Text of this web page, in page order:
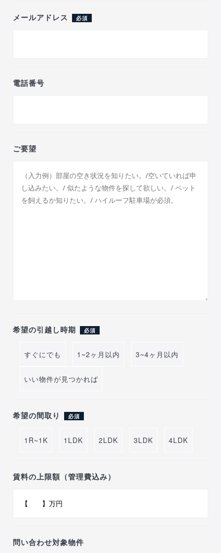
メールアドレス 必須
電話番号
ご要望
希望の引越し時期 必須
すぐにでも 1~2ヶ月以内 3~4ヶ月以内
いい物件が見つかれば
希望の間取り 必須
1R~1K 1LDK 2LDK 3LDK 4LDK
賃料の上限額（管理費込み）
問い合わせ対象物件